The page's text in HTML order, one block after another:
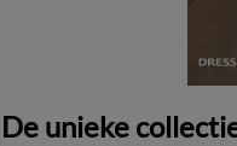
De unieke